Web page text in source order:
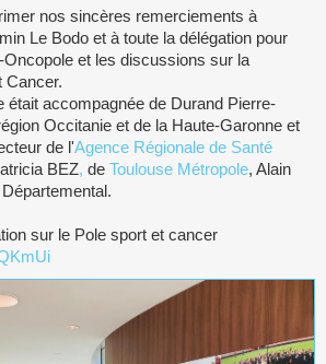
nos sincères remerciements à
Le Bodo et à toute la délégation pour
Oncopole et les discussions sur la
Cancer.
était accompagnée de Durand Pierre-
Occitanie et de la Haute-Garonne et
de l'Agence Régionale de Santé
BEZ, de Toulouse Métropole, Alain
sur le Pole sport et cancer